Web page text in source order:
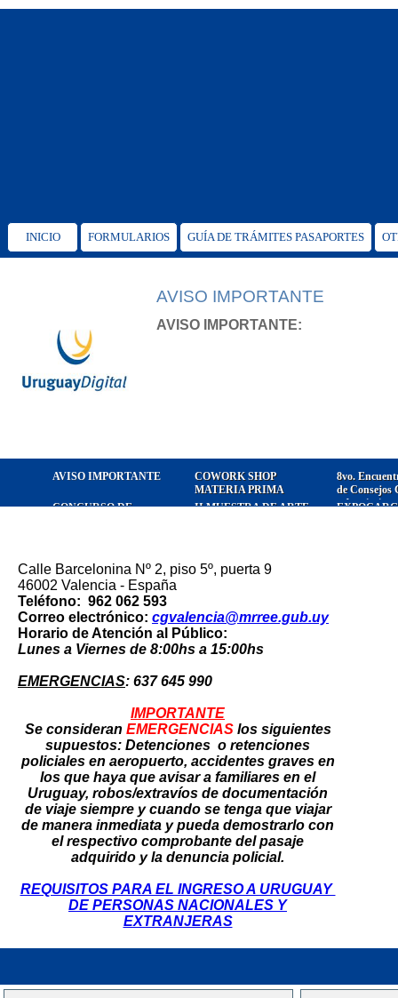
INICIO FORMULARIOS GUÍA DE TRÁMITES PASAPORTES
AVISO IMPORTANTE
AVISO IMPORTANTE:
AVISO IMPORTANTE
COWORK SHOP
MATERIA PRIMA
8vo.
de Consejos
y
CONCURSO DE
II MUESTRA DE ARTE
VALENCIANA
Calle Barcelonina Nº 2, piso 5º, puerta 9
46002 Valencia - España
Teléfono: 962 062 593
Correo electrónico: cgvalencia@mrree.gub.uy
Horario de Atención al Público:
Lunes a Viernes de 8:00hs a 15:00hs
EMERGENCIAS: 637 645 990
IMPORTANTE
Se consideran EMERGENCIASlos siguientes
supuestos: Detenciones o retenciones
policiales en aeropuerto, accidentes graves en
los que haya que avisar a familiares en el
Uruguay, robos/extravíos de documentación
de viaje siempre y cuando se tenga que viajar
de manera inmediata y pueda demostrarlo con
el respectivo comprobante del pasaje
adquirido y la denuncia policial.
REQUISITOS PARA EL INGRESO A URUGUAY
DE PERSONAS NACIONALES Y
EXTRANJERAS